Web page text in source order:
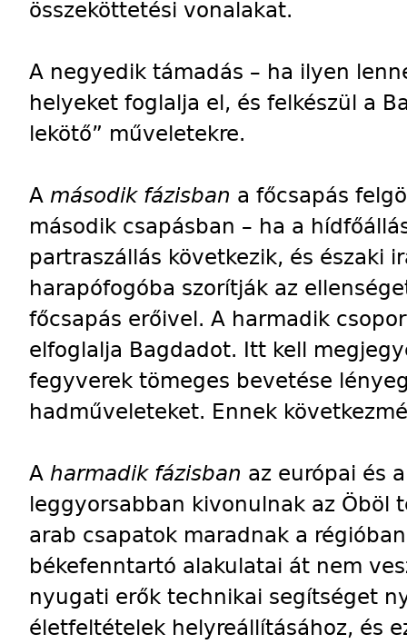
összeköttetési vonalakat.
A negyedik támadás – ha ilyen
helyeket foglalja el, és felkészül a
lekötő” műveletekre.
A második fázisban a főcsapás
második csapásban – ha a
partraszállás következik, és északi
harapófogóba szorítják az
főcsapás erőivel. A harmadik
elfoglalja Bagdadot. Itt kell
fegyverek tömeges bevetése
hadműveleteket. Ennek
A harmadik fázisban az európai és
leggyorsabban kivonulnak az Öböl
arab csapatok maradnak a
békefenntartó alakulatai át nem
nyugati erők technikai segítséget
életfeltételek helyreállításához, és